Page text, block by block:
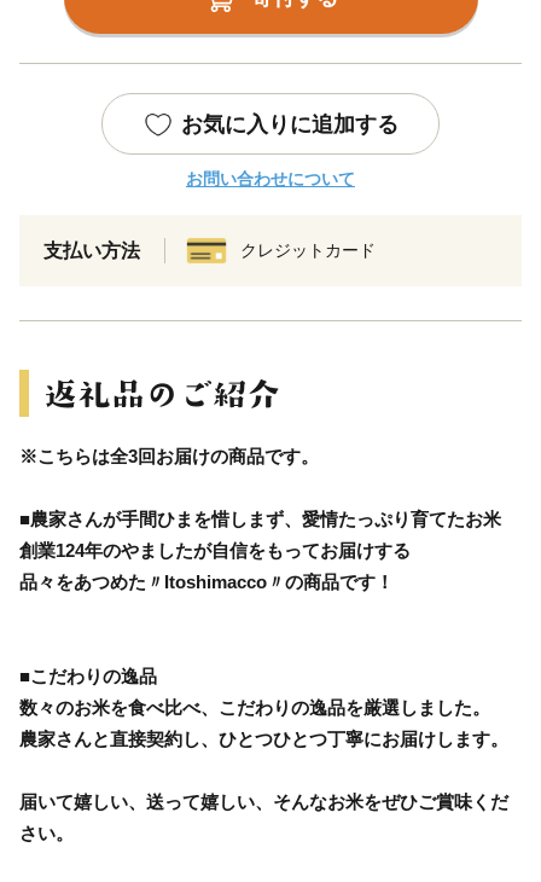
お気に入りに追加する
お問い合わせについて
支払い方法 クレジットカード
※こちらは全3回お届けの商品です。
■農家さんが手間ひまを惜しまず、愛情たっぷり育てたお米
創業124年のやましたが自信をもってお届けする
品々をあつめた〃Itoshimacco〃の商品です！
■こだわりの逸品
数々のお米を食べ比べ、こだわりの逸品を厳選しました。
農家さんと直接契約し、ひとつひとつ丁寧にお届けします。
届いて嬉しい、送って嬉しい、そんなお米をぜひご賞味くだ
さい。